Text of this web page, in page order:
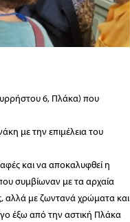
6, Πλάκα) που
με την επιμέλεια του
και να αποκαλυφθεί η
συμβίωναν με τα αρχαία
αλλά με ζωντανά χρώματα και
έξω από την αστική Πλάκα